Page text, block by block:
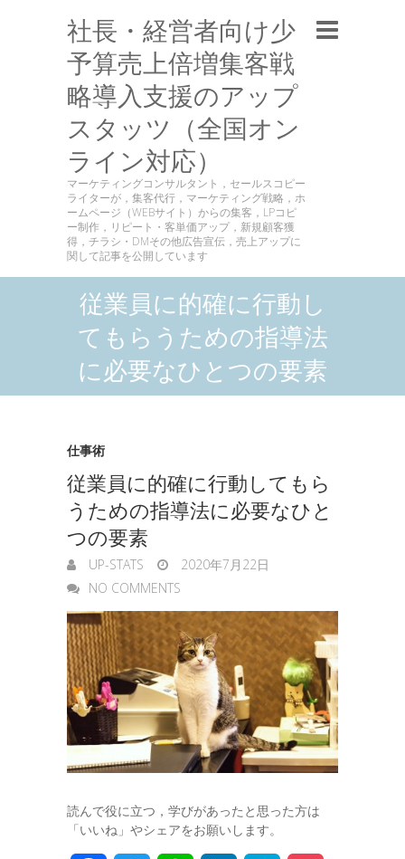
社長・経営者向け少
予算売上倍増集客戦
略導入支援のアップ
スタッツ（全国オン
ライン対応）
マーケティングコンサルタント，セールスコピー
ライターが，集客代行，マーケティング戦略，ホ
ームページ（WEBサイト）からの集客，LPコピ
ー制作，リピート・客単価アップ，新規顧客獲
得，チラシ・DMその他広告宣伝，売上アップに
関して記事を公開しています
従業員に的確に行動し
てもらうための指導法
に必要なひとつの要素
仕事術
従業員に的確に行動してもら
うための指導法に必要なひと
つの要素
UP-STATS
2020年7月22日
NO COMMENTS
読んで役に立つ，学びがあったと思った方は
「いいね」やシェアをお願いします。